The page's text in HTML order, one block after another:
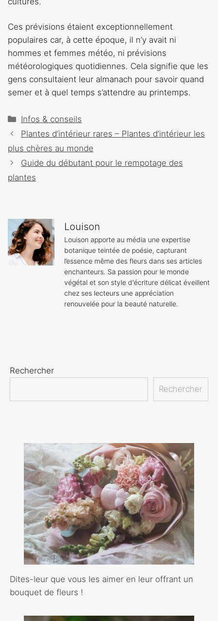
Ces prévisions étaient exceptionnellement
populaires car, à cette époque, il n’y avait ni
hommes et femmes météo, ni prévisions
météorologiques quotidiennes. Cela signifie que les
gens consultaient leur almanach pour savoir quand
semer et à quel temps s’attendre au printemps.
Catégories
Infos & conseils
Navigation
des
articles
Plantes d’intérieur rares – Plantes d’intérieur les
plus chères au monde
Guide du débutant pour le rempotage des
plantes
Louison
Louison apporte au média une expertise
botanique teintée de poésie, capturant
l’essence même des fleurs dans ses articles
enchanteurs. Sa passion pour le monde
végétal et son style d'écriture délicat éveillent
chez ses lecteurs une appréciation
renouvelée pour la beauté naturelle.
Rechercher
Rechercher
Dites-leur que vous les aimer en leur offrant un
bouquet de fleurs !